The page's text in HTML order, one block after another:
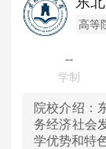
甘肃
宁夏
新疆
高等
--
院校介绍：
务经济社会
学优势和特